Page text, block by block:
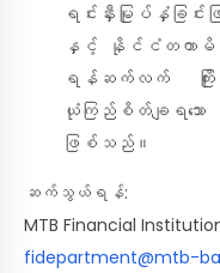
ရင်းနှီးမြုပ်နှံခြင်
နှင့် နိုင်ငံတကာမိတ်
ရန်ဆက်လက် ကြိုး
ယုံကြည်စိတ်ချရ
ဖြစ်သည်။
ဆက်သွယ်ရန်:
MTB Financial
fidepartment@mtb-